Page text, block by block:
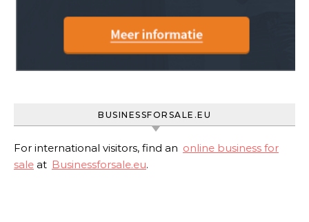
BUSINESSFORSALE.EU
For international visitors, find an online business for
sale at Businessforsale.eu.